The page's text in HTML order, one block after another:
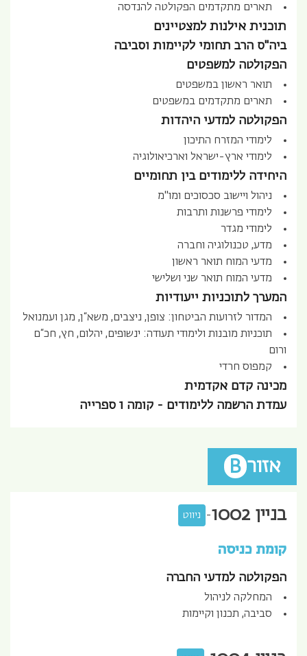
תארים מתקדמים הפקולטה להנדסה
תוכנית אילנות למצטיינים
ביה"ס הרב תחומי לקיימות וסביבה
הפקולטה למשפטים
תואר ראשון במשפטים
תארים מתקדמים במשפטים
הפקולטה למדעי היהדות
לימודי המזרח התיכון
לימודי ארץ-ישראל וארכיאולוגיה
היחידה ללימודים בין תחומיים
ניהול ויישוב סכסוכים ומו"מ
לימודי פרשנות ותרבות
לימודי מגדר
מדע, טכנולוגיה וחברה
מדעי המוח תואר ראשון
מדעי המוח תואר שני ושלישי
המערך לתוכניות ייעודיות
המדור לזרועות הביטחון: צופן, ניצבים, משא“ן, מגן ועמנואל
תוכניות מובנות ולימודי תעודה: ינשופים, יהלום, חץ, חכ“ם
ורום
קמפוס חרדי
מכינה קדם אקדמית
עמדת הרשמה ללימודים - קומה 1 ספרייה
אזור B
בניין 1002
- ניווט
קומת כניסה
הפקולטה למדעי החברה
המחלקה לניהול
סביבה, תכנון וקיימות